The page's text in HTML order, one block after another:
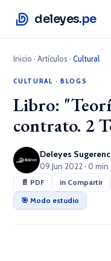
deleyes.pe
Inicio ·Artículos ·Cultural
CULTURAL · BLOGS
Libro:
contrato. 2
Deleyes
09 Jun 2022 · 0 min
📄 PDF in Compartir
🎯 Modo estudio